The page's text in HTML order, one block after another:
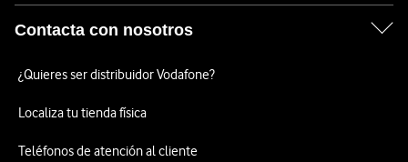
Contacta con nosotros
¿Quieres ser distribuidor Vodafone?
Localiza tu tienda física
Teléfonos de atención al cliente